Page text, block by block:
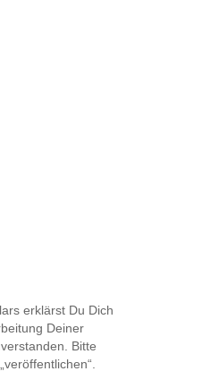
erklärst Du Dich
Deiner
Bitte